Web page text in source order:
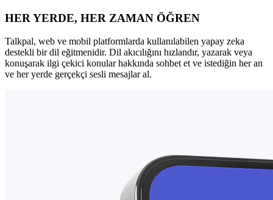
HER YERDE, HER ZAMAN ÖĞREN
Talkpal, web ve mobil platformlarda kullanılabilen yapay zeka
destekli bir dil eğitmenidir. Dil akıcılığını hızlandır, yazarak veya
konuşarak ilgi çekici konular hakkında sohbet et ve istediğin her an
ve her yerde gerçekçi sesli mesajlar al.